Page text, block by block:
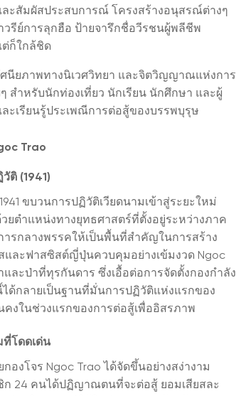
ละสัมผัสประสบการณ์ โครงสร้างอนุสรณ์ต่างๆ
วรีย์การลุกฮือ ป้ายจารึกชื่อวีรชนผู้พลีชีพ
ก็ใกล้ชิด
นียภาพทางนิเวศวิทยา และจิตวิญญาณแห่งการ
สำหรับนักท่องเที่ยว นักเรียน นักศึกษา และผู้
ะเรียนรู้ประเพณีการต่อสู้ของบรรพบุรุษ
Trao
ติ (1941)
ขบวนการปฏิวัติเวียดนามเข้าสู่ระยะใหม่
ยตำแหน่งทางยุทธศาสตร์ที่ตั้งอยู่ระหว่างภาค
รกลางพรรคให้เป็นพื้นที่สำคัญในการสร้าง
ละฟาสซิสต์ญี่ปุ่นควบคุมอย่างเข้มงวด Ngoc
และป่าที่ทุรกันดาร ซึ่งเอื้อต่อการจัดตั้งกองกำลัง
ด้กลายเป็นฐานที่มั่นการปฏิวัติแห่งแรกของ
คงในช่วงแรกของการต่อสู้เพื่ออิสรภาพ
ที่โดดเด่น
องโจร Ngoc Trao ได้จัดขึ้นอย่างสง่างาม
ก 24 คนได้ปฏิญาณตนที่จะต่อสู้ ยอมเสียสละ